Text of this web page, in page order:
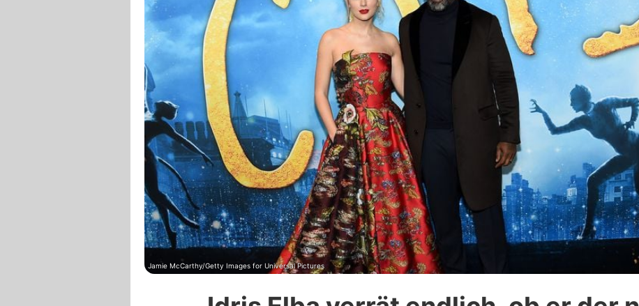
Familie & Liebe
Promiflash Exklusiv
Alle Themen auf Promiflash
App runterladen
Redaktionelle Richtlinien
Impressum
Datenschutzerklärung
Jamie McCarthy/Getty Images for Universal Pictures